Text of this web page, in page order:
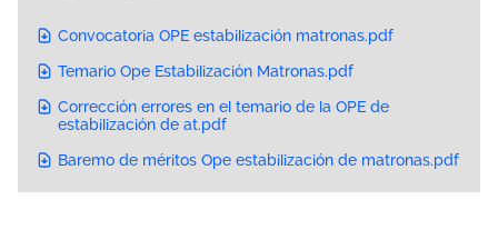
Convocatoria OPE estabilización matronas.pdf
Temario Ope Estabilización Matronas.pdf
Corrección errores en el temario de la OPE de
estabilización de at.pdf
Baremo de méritos Ope estabilización de matronas.pdf